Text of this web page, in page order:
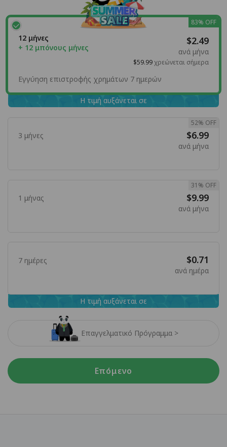
Επαγγελματικό Πρόγραμμα >
12 μήνες
+ 12 μπόνους μήνες
$2.49
ανά μήνα
$59.99χρεώνεται σήμερα
83% OFF
Εγγύηση επιστροφής χρημάτων 7 ημερών
Η τιμή αυξάνεται σε
3 μήνες $6.99
ανά μήνα
52% OFF
1 μήνας $9.99
ανά μήνα
31% OFF
7 ημέρες $0.71
ανά ημέρα
Η τιμή αυξάνεται σε
Επόμενο